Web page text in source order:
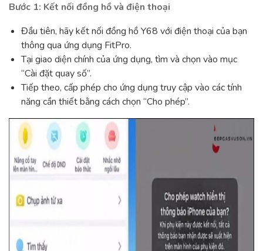
Bước 1: Kết nối đồng hồ và điện thoại
Đầu tiên, hãy kết nối đồng hồ Y68 với điện thoại của bạn
thông qua ứng dụng FitPro.
Tại giao diện chính của ứng dụng, tìm và chọn vào mục
“Cài đặt quay số”.
Tiếp theo, cấp phép cho ứng dụng truy cập vào các tính
năng cần thiết bằng cách chọn “Cho phép”.